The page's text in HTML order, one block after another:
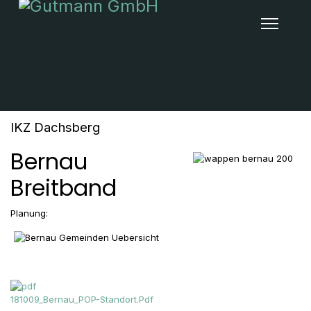
IKZ Dachsberg
Bernau
Breitband
Planung:
181009_Bernau_POP-Standort.Pdf